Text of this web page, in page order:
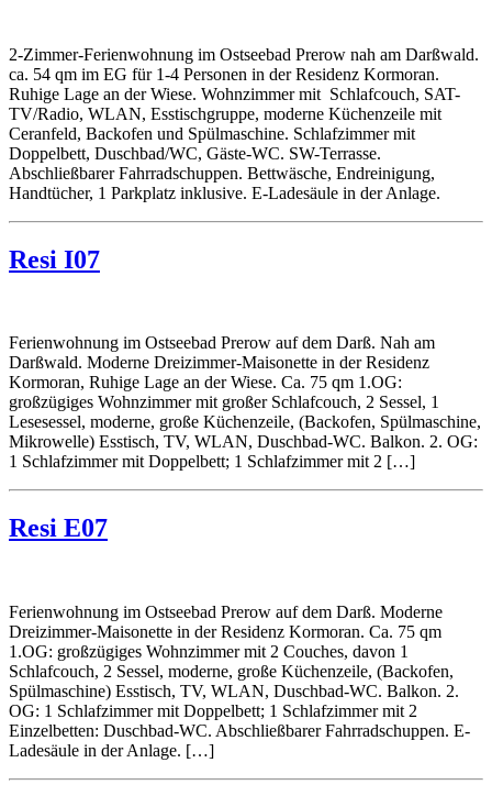
2-Zimmer-Ferienwohnung im Ostseebad Prerow nah am Darßwald.
ca. 54 qm im EG für 1-4 Personen in der Residenz Kormoran.
Ruhige Lage an der Wiese. Wohnzimmer mit Schlafcouch, SAT-
TV/Radio, WLAN, Esstischgruppe, moderne Küchenzeile mit
Ceranfeld, Backofen und Spülmaschine. Schlafzimmer mit
Doppelbett, Duschbad/WC, Gäste-WC. SW-Terrasse.
Abschließbarer Fahrradschuppen. Bettwäsche, Endreinigung,
Handtücher, 1 Parkplatz inklusive. E-Ladesäule in der Anlage.
Resi I07
Ferienwohnung im Ostseebad Prerow auf dem Darß. Nah am
Darßwald. Moderne Dreizimmer-Maisonette in der Residenz
Kormoran, Ruhige Lage an der Wiese. Ca. 75 qm 1.OG:
großzügiges Wohnzimmer mit großer Schlafcouch, 2 Sessel, 1
Lesesessel, moderne, große Küchenzeile, (Backofen, Spülmaschine,
Mikrowelle) Esstisch, TV, WLAN, Duschbad-WC. Balkon. 2. OG:
1 Schlafzimmer mit Doppelbett; 1 Schlafzimmer mit 2 […]
Resi E07
Ferienwohnung im Ostseebad Prerow auf dem Darß. Moderne
Dreizimmer-Maisonette in der Residenz Kormoran. Ca. 75 qm
1.OG: großzügiges Wohnzimmer mit 2 Couches, davon 1
Schlafcouch, 2 Sessel, moderne, große Küchenzeile, (Backofen,
Spülmaschine) Esstisch, TV, WLAN, Duschbad-WC. Balkon. 2.
OG: 1 Schlafzimmer mit Doppelbett; 1 Schlafzimmer mit 2
Einzelbetten: Duschbad-WC. Abschließbarer Fahrradschuppen. E-
Ladesäule in der Anlage. […]